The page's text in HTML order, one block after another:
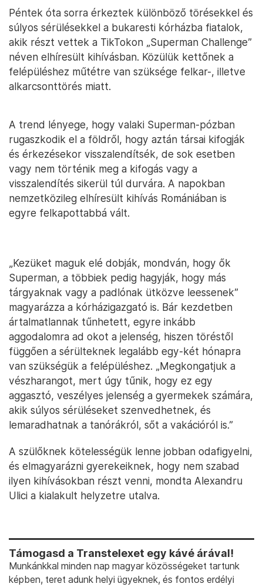
Péntek óta sorra érkeztek különböző törésekkel és
súlyos sérülésekkel a bukaresti kórházba fiatalok,
akik részt vettek a TikTokon „Superman Challenge”
néven elhíresült kihívásban. Közülük kettőnek a
felépüléshez műtétre van szüksége felkar-, illetve
alkarcsonttörés miatt.
A trend lényege, hogy valaki Superman-pózban
rugaszkodik el a földről, hogy aztán társai kifogják
és érkezésekor visszalendítsék, de sok esetben
vagy nem történik meg a kifogás vagy a
visszalendítés sikerül túl durvára. A napokban
nemzetközileg elhíresült kihívás Romániában is
egyre felkapottabbá vált.
„Kezüket maguk elé dobják, mondván, hogy ők
Superman, a többiek pedig hagyják, hogy más
tárgyaknak vagy a padlónak ütközve leessenek”
magyarázza a kórházigazgató is. Bár kezdetben
ártalmatlannak tűnhetett, egyre inkább
aggodalomra ad okot a jelenség, hiszen töréstől
függően a sérülteknek legalább egy-két hónapra
van szükségük a felépüléshez. „Megkongatjuk a
vészharangot, mert úgy tűnik, hogy ez egy
aggasztó, veszélyes jelenség a gyermekek számára,
akik súlyos sérüléseket szenvedhetnek, és
lemaradhatnak a tanórákról, sőt a vakációról is.”
A szülőknek kötelességük lenne jobban odafigyelni,
és elmagyarázni gyerekeiknek, hogy nem szabad
ilyen kihívásokban részt venni, mondta Alexandru
Ulici a kialakult helyzetre utalva.
Támogasd a Transtelexet egy kávé árával!
Munkánkkal minden nap magyar közösségeket tartunk
képben, teret adunk helyi ügyeknek, és fontos erdélyi